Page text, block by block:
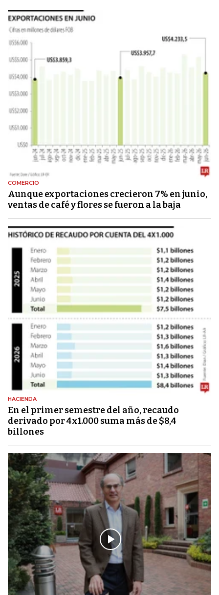
COMERCIO
Aunque exportaciones crecieron 7% en junio,
ventas de café y flores se fueron a la baja
HACIENDA
En el primer semestre del año, recaudo
derivado por 4x1.000 suma más de $8,4
billones